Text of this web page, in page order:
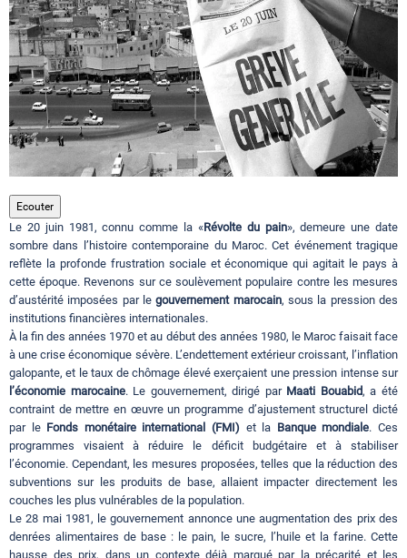
Régions
Hotels
Evenements
Contact
Ecouter
Le 20 juin 1981, connu comme la «Révolte du pain», demeure une date
sombre dans l’histoire contemporaine du Maroc. Cet événement tragique
reflète la profonde frustration sociale et économique qui agitait le pays à
cette époque. Revenons sur ce soulèvement populaire contre les mesures
d’austérité imposées par legouvernement marocain, sous la pression des
institutions financières internationales.
À la fin des années 1970 et au début des années 1980, le Maroc faisait face
à une crise économique sévère. L’endettement extérieur croissant, l’inflation
galopante, et le taux de chômage élevé exerçaient une pression intense sur
l’économie marocaine. Le gouvernement, dirigé par Maati Bouabid, a été
contraint de mettre en œuvre un programme d’ajustement structurel dicté
par le Fonds monétaire international (FMI) et la Banque mondiale. Ces
programmes visaient à réduire le déficit budgétaire et à stabiliser
l’économie. Cependant, les mesures proposées, telles que la réduction des
subventions sur les produits de base, allaient impacter directement les
couches les plus vulnérables de la population.
Le 28 mai 1981, le gouvernement annonce une augmentation des prix des
denrées alimentaires de base : le pain, le sucre, l’huile et la farine. Cette
hausse des prix, dans un contexte déjà marqué par la précarité et les